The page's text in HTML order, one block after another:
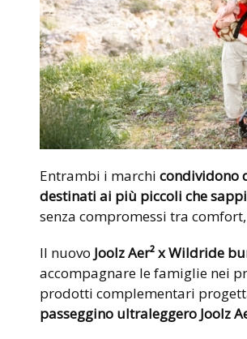
Entrambi i marchi condividono
destinati ai più piccoli che
senza compromessi tra
Il nuovo Joolz Aer² x Wildride
accompagnare le famiglie nei
prodotti complementari
passeggino ultraleggero Joolz